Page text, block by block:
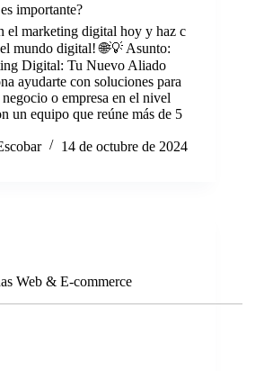
importante?
el marketing digital hoy y haz c
mundo digital! 🌐💡 Asunto:
Digital: Tu Nuevo Aliado
ayudarte con soluciones para
o empresa en el nivel
un equipo que reúne más de 5
14 de octubre de 2024
Web & E-commerce